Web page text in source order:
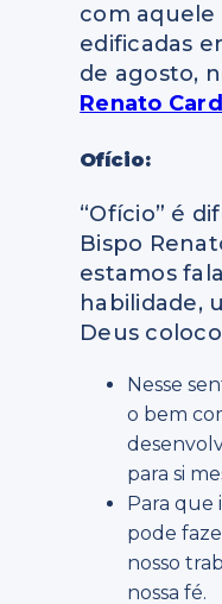
com aquele
edificadas
de agosto,
Renato
Ofício:
“Ofício” é
Bispo
estamos
habilidade,
Deus
Nesse
o bem
para si
Para que
pode
nosso
nossa fé.